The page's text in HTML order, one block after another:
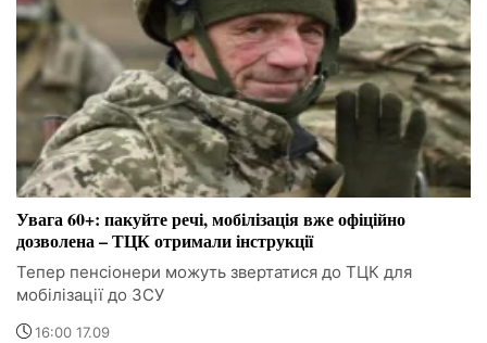
Увага 60+: пакуйте речі, мобілізація вже офіційно
дозволена – ТЦК отримали інструкції
Тепер пенсіонери можуть звертатися до ТЦК для
мобілізації до ЗСУ
16:00 17.09